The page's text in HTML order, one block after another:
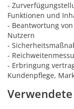
-
Funktionen und
- Beantwortung
Nutzern
-
-
- Erbringung
Kundenpflege,